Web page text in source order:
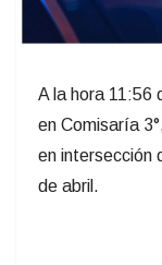
A la hora 11:56
en Comisaría
en intersección
de abril.